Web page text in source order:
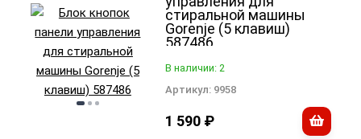
стиральной машины
Gorenje (5 клавиш)
587486
В наличии: 2
Артикул: 9958
1 590 ₽